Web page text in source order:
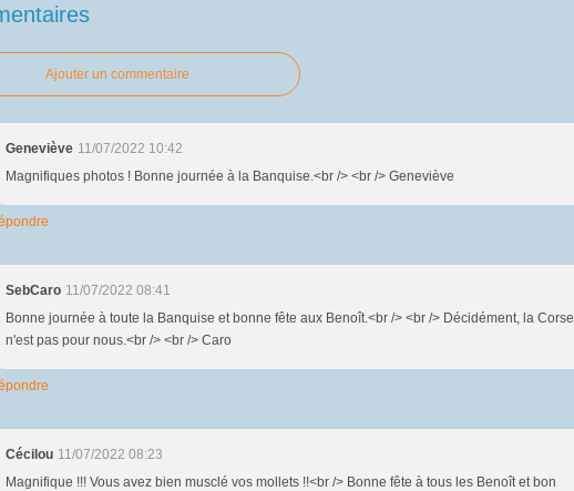
Ajouter un commentaire
Geneviève 11/07/2022 10:42
Magnifiques photos ! Bonne journée à la Banquise.<br /> <br /> Geneviève
SebCaro 11/07/2022 08:41
Bonne journée à toute la Banquise et bonne fête aux Benoît.<br /> <br /> Décidément, la Corse
n'est pas pour nous.<br /> <br /> Caro
Cécilou 11/07/2022 08:23
Magnifique !!! Vous avez bien musclé vos mollets !!<br /> Bonne fête à tous les Benoît et bon